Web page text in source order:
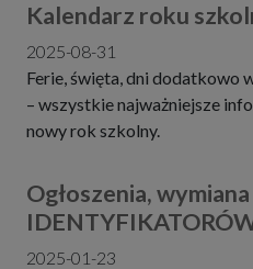
Kalendarz roku
2025-08-31
Ferie, święta, dni dodatkowo
– wszystkie najważniejsze
nowy rok szkolny.
Ogłoszenia, wymiana
2025-01-23